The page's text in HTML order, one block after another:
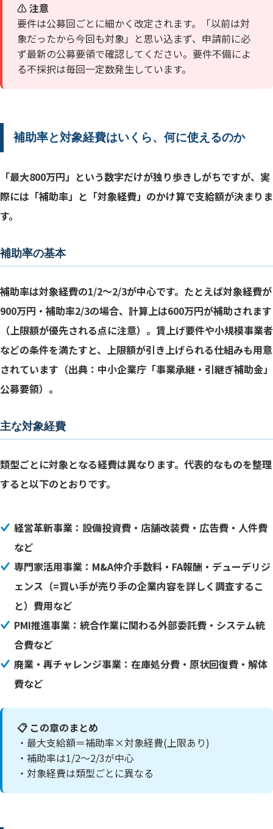
⚠️ 注意
要件は公募回ごとに細かく改定されます。「以前は対
象だったから今回も対象」と思い込まず、申請前に必
ず最新の公募要領で確認してください。要件不備によ
る不採択は毎回一定数発生しています。
補助率と対象経費はいくら、何に使えるのか
「最大800万円」という数字だけが独り歩きしがちですが、実
際には「補助率」と「対象経費」のかけ算で支給額が決まりま
す。
補助率の基本
補助率は対象経費の1/2〜2/3が中心です。たとえば対象経費が
900万円・補助率2/3の場合、計算上は600万円が補助されます
（上限額が優先される点に注意）。賃上げ要件や小規模事業者
などの条件を満たすと、上限額が引き上げられる仕組みも用意
されています（出典：中小企業庁「事業承継・引継ぎ補助金」
公募要領）。
主な対象経費
類型ごとに対象となる経費は異なります。代表的なものを整理
すると以下のとおりです。
経営革新事業：設備投資費・店舗改装費・広告費・人件費
など
専門家活用事業：M&A仲介手数料・FA報酬・デューデリジ
ェンス（=買い手が売り手の企業内容を詳しく調査するこ
と）費用など
PMI推進事業：統合作業に関わる外部委託費・システム統
合費など
廃業・再チャレンジ事業：在庫処分費・原状回復費・解体
費など
📋 この章のまとめ
・最大支給額＝補助率×対象経費(上限あり)
・補助率は1/2〜2/3が中心
・対象経費は類型ごとに異なる